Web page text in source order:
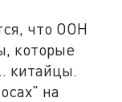
что ООН
которые
китайцы.
на